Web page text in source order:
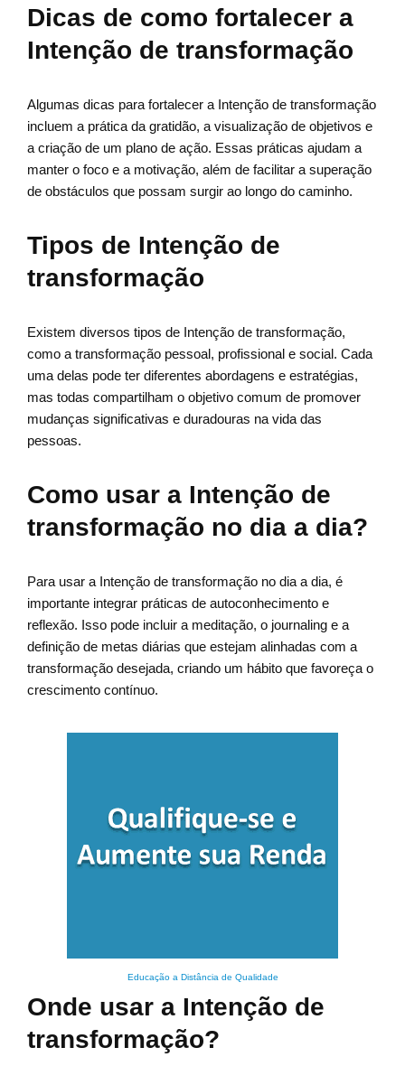
Dicas de como fortalecer a
Intenção de transformação
Algumas dicas para fortalecer a Intenção de transformação
incluem a prática da gratidão, a visualização de objetivos e
a criação de um plano de ação. Essas práticas ajudam a
manter o foco e a motivação, além de facilitar a superação
de obstáculos que possam surgir ao longo do caminho.
Tipos de Intenção de
transformação
Existem diversos tipos de Intenção de transformação,
como a transformação pessoal, profissional e social. Cada
uma delas pode ter diferentes abordagens e estratégias,
mas todas compartilham o objetivo comum de promover
mudanças significativas e duradouras na vida das
pessoas.
Como usar a Intenção de
transformação no dia a dia?
Para usar a Intenção de transformação no dia a dia, é
importante integrar práticas de autoconhecimento e
reflexão. Isso pode incluir a meditação, o journaling e a
definição de metas diárias que estejam alinhadas com a
transformação desejada, criando um hábito que favoreça o
crescimento contínuo.
Educação a Distância de Qualidade
Onde usar a Intenção de
transformação?